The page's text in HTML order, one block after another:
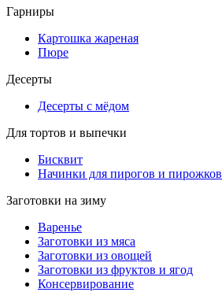
Гарниры
Картошка жареная
Пюре
Десерты
Десерты с мёдом
Для тортов и выпечки
Бисквит
Начинки для пирогов и пирожков
Заготовки на зиму
Варенье
Заготовки из мяса
Заготовки из овощей
Заготовки из фруктов и ягод
Консервирование